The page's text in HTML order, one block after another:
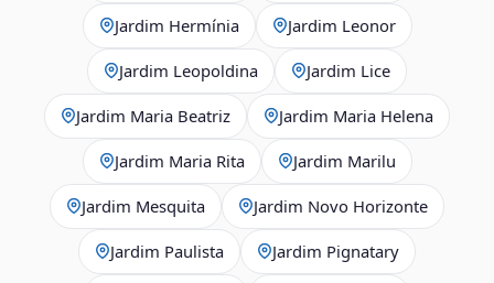
Jardim Hermínia Jardim Leonor
Jardim Leopoldina Jardim Lice
Jardim Maria Beatriz Jardim Maria Helena
Jardim Maria Rita Jardim Marilu
Jardim Mesquita Jardim Novo Horizonte
Jardim Paulista Jardim Pignatary